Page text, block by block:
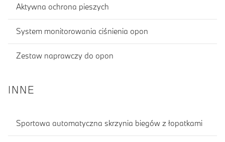
Aktywna ochrona pieszych
System monitorowania ciśnienia opon
Zestaw naprawczy do opon
INNE
Sportowa automatyczna skrzynia biegów z łopatkami